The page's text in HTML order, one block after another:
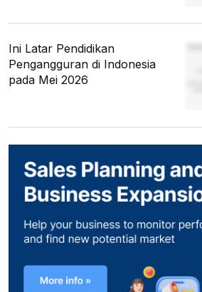
Ini Latar Pendidikan
Pengangguran di Indonesia
pada Mei 2026